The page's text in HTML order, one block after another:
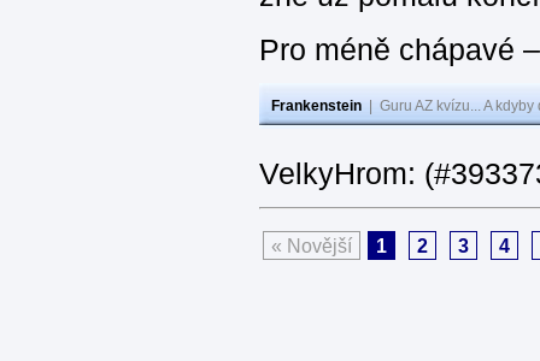
Pro méně chápavé
Frankenstein Guru AZ kvízu... A
VelkyHrom:
« Novější 1 2 3 4